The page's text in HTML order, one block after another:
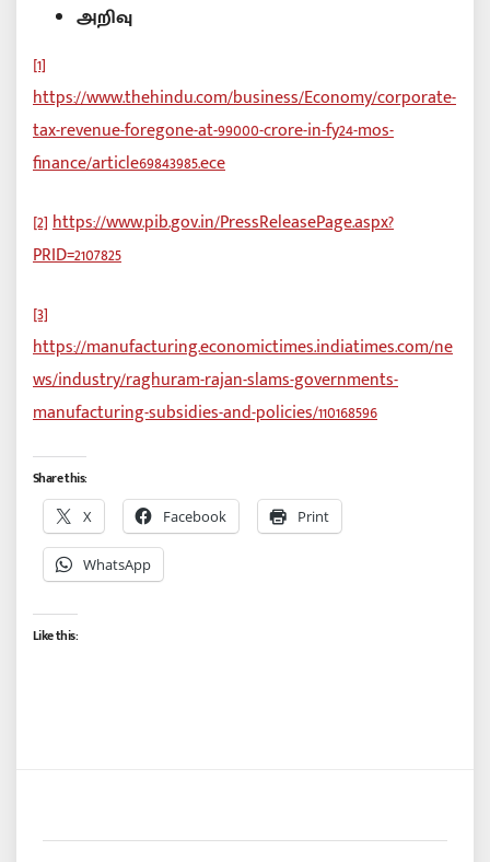
அறிவு
[1]
https://www.thehindu.com/business/Economy/corporate-
tax-revenue-foregone-at-99000-crore-in-fy24-mos-
finance/article69843985.ece
[2]https://www.pib.gov.in/PressReleasePage.aspx?
PRID=2107825
[3]
https://manufacturing.economictimes.indiatimes.com/ne
ws/industry/raghuram-rajan-slams-governments-
manufacturing-subsidies-and-policies/110168596
Share this:
X Facebook Print
WhatsApp
Like this: